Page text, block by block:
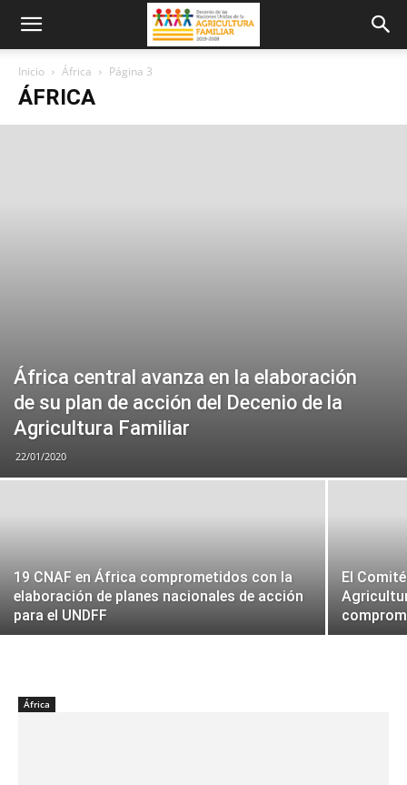
Inicio África Página 3
ÁFRICA
África central avanza en la elaboración
de su plan de acción del Decenio de la
Agricultura Familiar
22/01/2020
19 CNAF en África comprometidos con la
elaboración de planes nacionales de acción
para el UNDFF
El
África